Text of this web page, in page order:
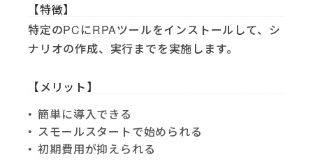
【特徴】
特定のPCにRPAツールをインストールして、シ
ナリオの作成、実行までを実施します。
【メリット】
簡単に導入できる
スモールスタートで始められる
初期費用が抑えられる